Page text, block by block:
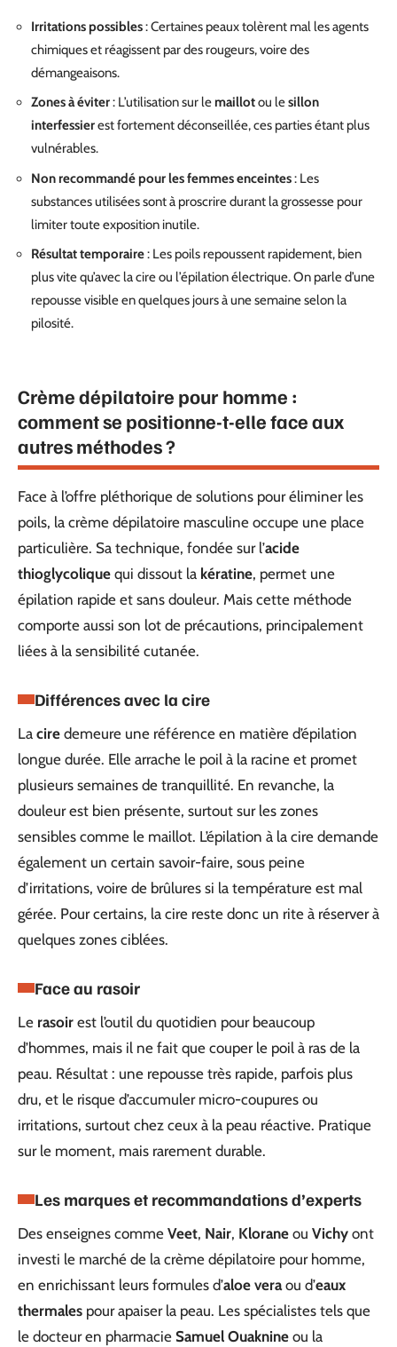
Irritations possibles: Certaines peaux tolèrent mal les agents
chimiques et réagissent par des rougeurs, voire des
démangeaisons.
Zones à éviter: L’utilisation sur lemaillotou lesillon
interfessierest fortement déconseillée, ces parties étant plus
vulnérables.
Non recommandé pour les femmes enceintes: Les
substances utilisées sont à proscrire durant la grossesse pour
limiter toute exposition inutile.
Résultat temporaire: Les poils repoussent rapidement, bien
plus vite qu’avec la cire ou l’épilation électrique. On parle d’une
repousse visible en quelques jours à une semaine selon la
pilosité.
Crème dépilatoire pour homme :
comment se positionne-t-elle face aux
autres méthodes ?
Face à l’offre pléthorique de solutions pour éliminer les
poils, la crème dépilatoire masculine occupe une place
particulière. Sa technique, fondée sur l’acide
thioglycolique qui dissout la kératine, permet une
épilation rapide et sans douleur. Mais cette méthode
comporte aussi son lot de précautions, principalement
liées à la sensibilité cutanée.
Différences avec la cire
La cire demeure une référence en matière d’épilation
longue durée. Elle arrache le poil à la racine et promet
plusieurs semaines de tranquillité. En revanche, la
douleur est bien présente, surtout sur les zones
sensibles comme le maillot. L’épilation à la cire demande
également un certain savoir-faire, sous peine
d’irritations, voire de brûlures si la température est mal
gérée. Pour certains, la cire reste donc un rite à réserver à
quelques zones ciblées.
Face au rasoir
Le rasoir est l’outil du quotidien pour beaucoup
d’hommes, mais il ne fait que couper le poil à ras de la
peau. Résultat : une repousse très rapide, parfois plus
dru, et le risque d’accumuler micro-coupures ou
irritations, surtout chez ceux à la peau réactive. Pratique
sur le moment, mais rarement durable.
Les marques et recommandations d’experts
Des enseignes comme Veet, Nair, Klorane ou Vichy ont
investi le marché de la crème dépilatoire pour homme,
en enrichissant leurs formules d’aloe veraou d’eaux
thermales pour apaiser la peau. Les spécialistes tels que
le docteur en pharmacie Samuel Ouaknine ou la